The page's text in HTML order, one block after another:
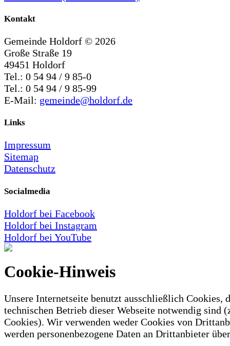
Kontakt
Gemeinde Holdorf © 2026
Große Straße 19
49451 Holdorf
Tel.: 0 54 94 / 9 85-0
Tel.: 0 54 94 / 9 85-99
E-Mail: gemeinde@holdorf.de
Links
Impressum
Sitemap
Datenschutz
Socialmedia
Holdorf bei Facebook
Holdorf bei Instagram
Holdorf bei YouTube
Cookie-Hinweis
Unsere Internetseite benutzt ausschließlich Cookies,
technischen Betrieb dieser Webseite notwendig sind
Cookies). Wir verwenden weder Cookies von
werden personenbezogene Daten an Drittanbieter